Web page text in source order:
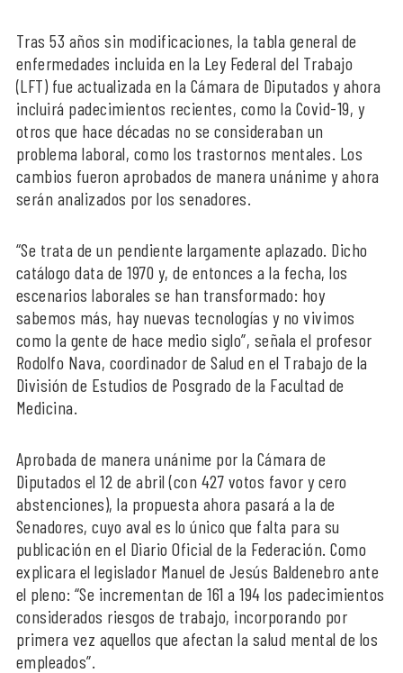
Tras 53 años sin modificaciones, la tabla general de
enfermedades incluida en la Ley Federal del Trabajo
(LFT) fue actualizada en la Cámara de Diputados y ahora
incluirá padecimientos recientes, como la Covid-19, y
otros que hace décadas no se consideraban un
problema laboral, como los trastornos mentales. Los
cambios fueron aprobados de manera unánime y ahora
serán analizados por los senadores.
“Se trata de un pendiente largamente aplazado. Dicho
catálogo data de 1970 y, de entonces a la fecha, los
escenarios laborales se han transformado: hoy
sabemos más, hay nuevas tecnologías y no vivimos
como la gente de hace medio siglo”, señala el profesor
Rodolfo Nava, coordinador de Salud en el Trabajo de la
División de Estudios de Posgrado de la Facultad de
Medicina.
Aprobada de manera unánime por la Cámara de
Diputados el 12 de abril (con 427 votos favor y cero
abstenciones), la propuesta ahora pasará a la de
Senadores, cuyo aval es lo único que falta para su
publicación en el Diario Oficial de la Federación. Como
explicara el legislador Manuel de Jesús Baldenebro ante
el pleno: “Se incrementan de 161 a 194 los padecimientos
considerados riesgos de trabajo, incorporando por
primera vez aquellos que afectan la salud mental de los
empleados”.